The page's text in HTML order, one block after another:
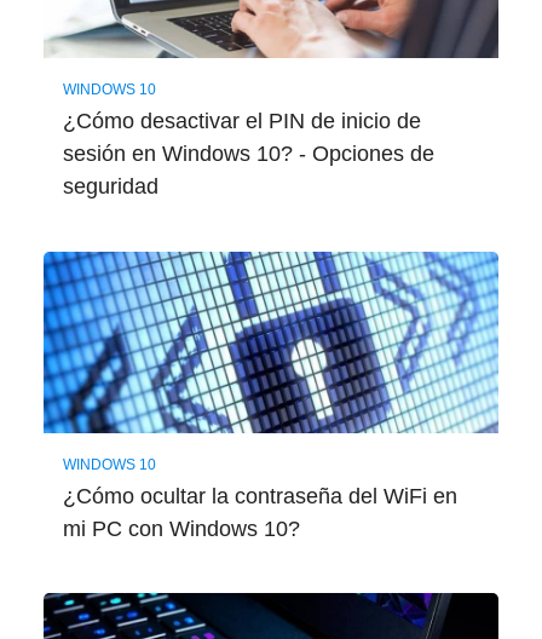
WINDOWS 10
¿Cómo desactivar el PIN de inicio de
sesión en Windows 10? - Opciones de
seguridad
WINDOWS 10
¿Cómo ocultar la contraseña del WiFi en
mi PC con Windows 10?